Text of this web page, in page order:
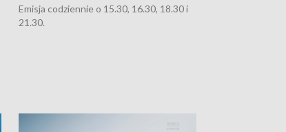
Emisja codziennie o 15.30, 16.30, 18.30 i
21.30.